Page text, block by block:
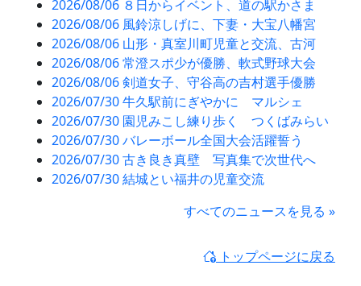
2026/08/06 ８日からイベント、道の駅かさま
2026/08/06 風鈴涼しげに、下妻・大宝八幡宮
2026/08/06 山形・真室川町児童と交流、古河
2026/08/06 常澄スポ少が優勝、軟式野球大会
2026/08/06 剣道女子、守谷高の吉村選手優勝
2026/07/30 牛久駅前にぎやかに マルシェ
2026/07/30 園児みこし練り歩く つくばみらい
2026/07/30 バレーボール全国大会活躍誓う
2026/07/30 古き良き真壁 写真集で次世代へ
2026/07/30 結城とい福井の児童交流
すべてのニュースを見る »
トップページに戻る